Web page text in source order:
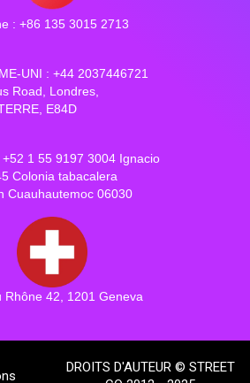
: +86 135 3015 2713
UNI : +44 2037446721
Road, Londres,
E84D
1 55 9197 3004 Ignacio
Colonia tabacalera
Cuauhautemoc 06030
Rhône 42, 1201 Geneva
DROITS D'AUTEUR © STREET